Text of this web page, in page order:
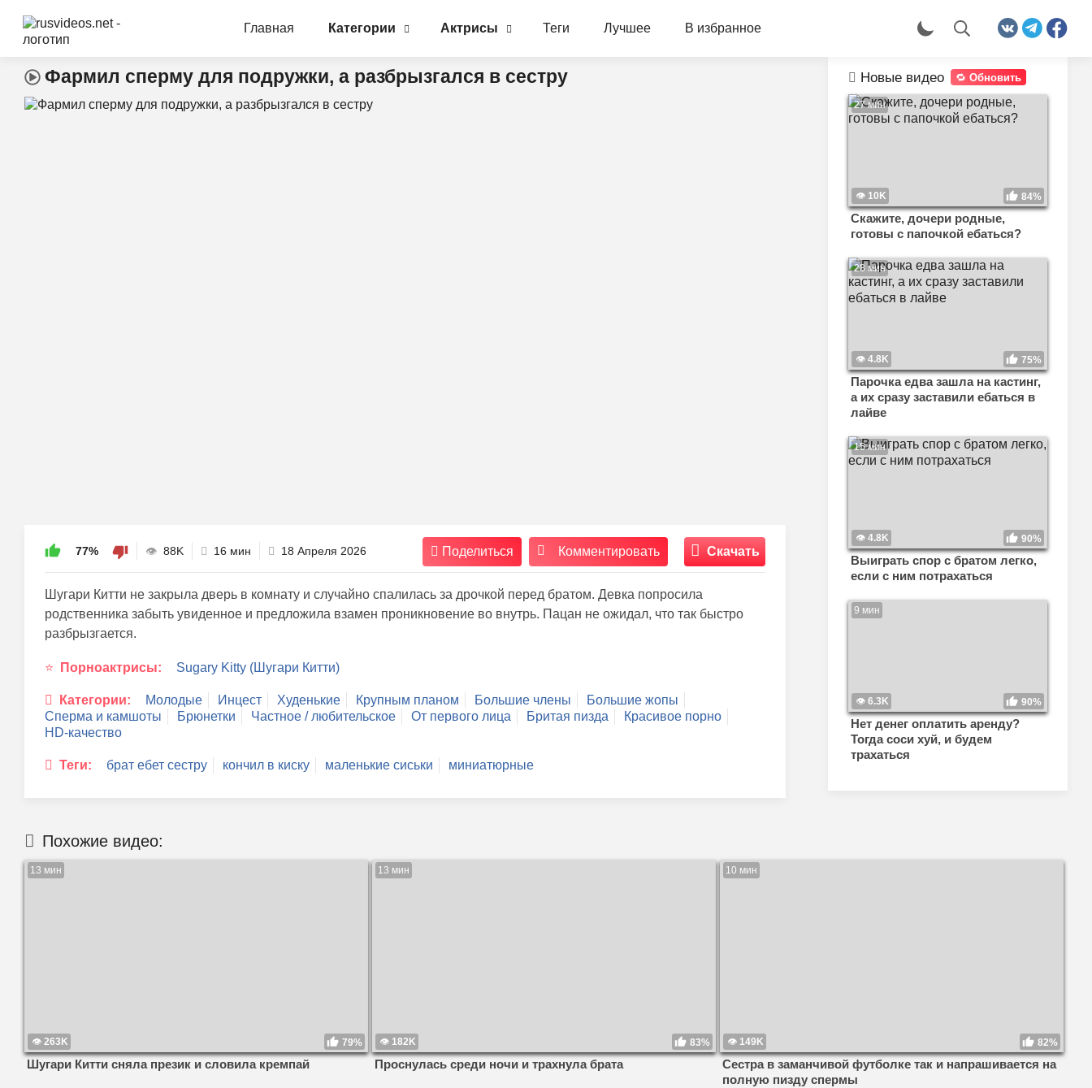
Главная Категории Актрисы Теги Лучшее В избранное
Фармил сперму для подружки, а разбрызгался в сестру
77% 88K 16 мин 18 Апреля 2026 Поделиться Комментировать Скачать
Шугари Китти не закрыла дверь в комнату и случайно спалилась за дрочкой перед братом. Девка попросила
родственника забыть увиденное и предложила взамен проникновение во внутрь. Пацан не ожидал, что так быстро
разбрызгается.
Порноактрисы: Sugary Kitty (Шугари Китти)
Категории: Молодые Инцест Худенькие Крупным планом Большие члены
Большие жопы
Сперма и камшоты
Брюнетки Частное / любительское От первого лица Бритая пизда
Красивое порно
HD-качество
Теги: брат ебет сестру кончил в киску маленькие сиськи миниатюрные
Новые видео Обновить
27 мин
10K 84%
Скажите, дочери родные,
готовы с папочкой ебаться?
28 мин
4.8K 75%
Парочка едва зашла на кастинг,
а их сразу заставили ебаться в
лайве
15 мин
4.8K 90%
Выиграть спор с братом легко,
если с ним потрахаться
9 мин
6.3K 90%
Нет денег оплатить аренду?
Тогда соси хуй, и будем
трахаться
Похожие видео:
13 мин
263K 79%
Шугари Китти сняла презик и словила кремпай
13 мин
182K 83%
Проснулась среди ночи и трахнула брата
10 мин
149K 82%
Сестра в заманчивой футболке так и напрашивается на
полную пизду спермы